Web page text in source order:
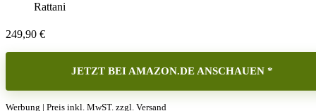
Rattani
249,90 €
JETZT BEI AMAZON.DE ANSCHAUEN *
Werbung | Preis inkl. MwST. zzgl. Versand